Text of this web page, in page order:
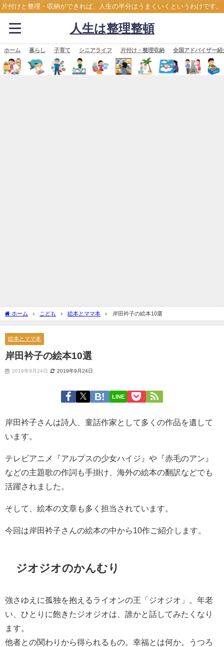
片付けと整理・収納ができれば、人生の半分はうまくいくというわけです。
人生は整理整頓
ホーム 暮らし 子育て シニアライフ 片付け・整理収納 全国アドバイザー紹
ホーム こども 絵本とママ本 岸田衿子の絵本10選
絵本とママ本
岸田衿子の絵本10選
2019年9月24日 2019年9月24日
LINE
岸田衿子さんは詩人、童話作家として多くの作品を遺して
います。
テレビアニメ『アルプスの少女ハイジ』や『赤毛のアン』
などの主題歌の作詞も手掛け、海外の絵本の翻訳などでも
活躍されました。
そして、絵本の文章も多く担当されています。
今回は岸田衿子さんの絵本の中から10作ご紹介します。
ジオジオのかんむり
強さゆえに孤独を抱えるライオンの王「ジオジオ」。年老
い、ひとりに飽きたジオジオは、誰かと話してみたくなり
ます。
他者との関わりから得られるもの。幸福とは何か。うつろ